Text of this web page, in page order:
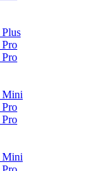
Mini
Mini